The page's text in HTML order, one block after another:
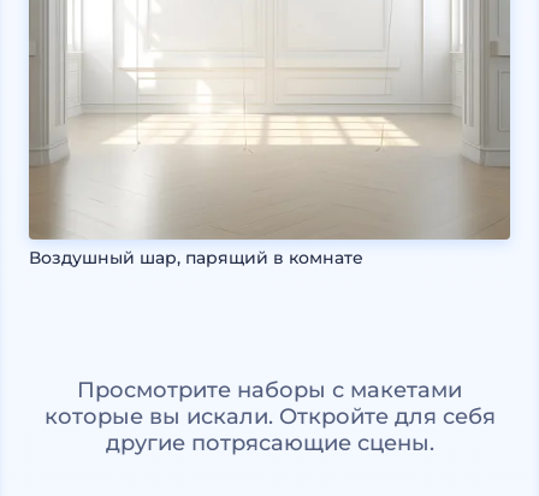
Воздушный шар, парящий в комнате
Просмотрите наборы с макетами
которые вы искали. Откройте для себя
другие потрясающие сцены.